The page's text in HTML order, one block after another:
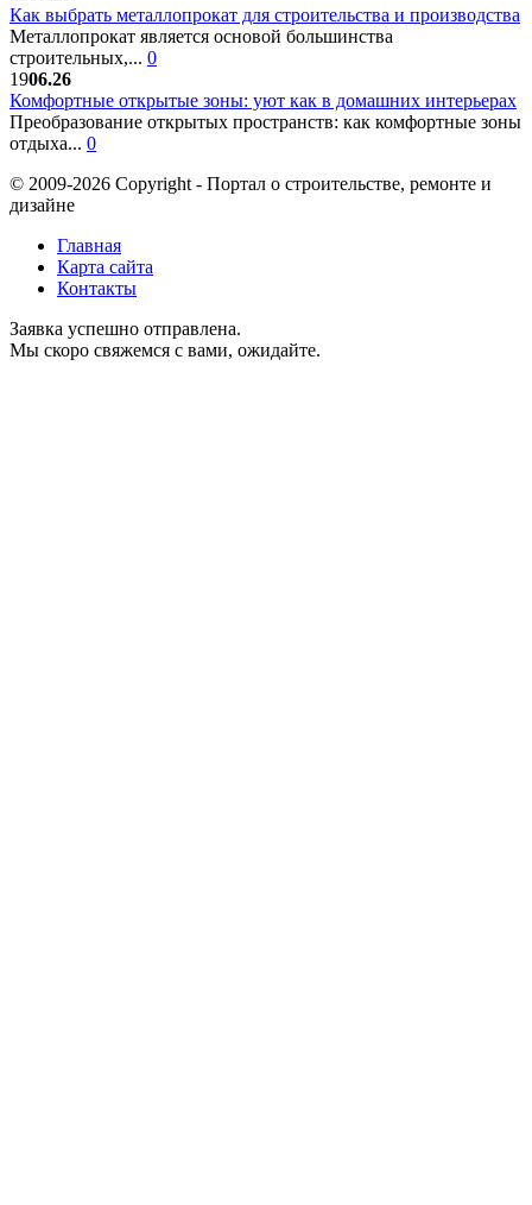
Как выбрать металлопрокат для строительства и производства
Металлопрокат является основой большинства
строительных,... 0
1906.26
Комфортные открытые зоны: уют как в домашних интерьерах
Преобразование открытых пространств: как комфортные зоны
отдыха... 0
© 2009-2026 Copyright - Портал о строительстве, ремонте и
дизайне
Главная
Карта сайта
Контакты
Заявка успешно отправлена.
Мы скоро свяжемся с вами, ожидайте.